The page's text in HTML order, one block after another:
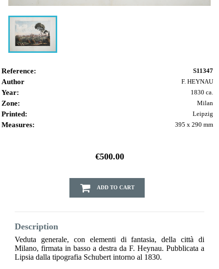
Reference: S11347
Author F. HEYNAU
Year: 1830 ca.
Zone: Milan
Printed: Leipzig
Measures: 395 x 290 mm
€500.00
ADD TO CART
Description
Veduta generale, con elementi di fantasia, della città di
Milano, firmata in basso a destra da F. Heynau. Pubblicata a
Lipsia dalla tipografia Schubert intorno al 1830.